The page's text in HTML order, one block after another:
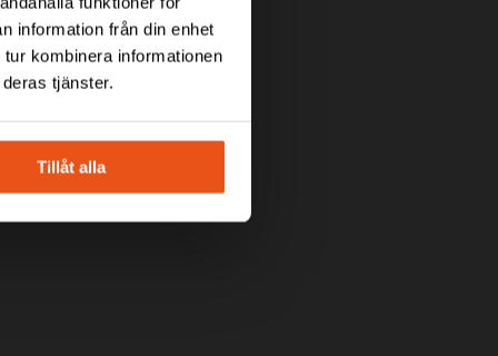
information från din enhet
kombinera informationen
tjänster.
Tillåt alla
leak detector. It
the first sign of a